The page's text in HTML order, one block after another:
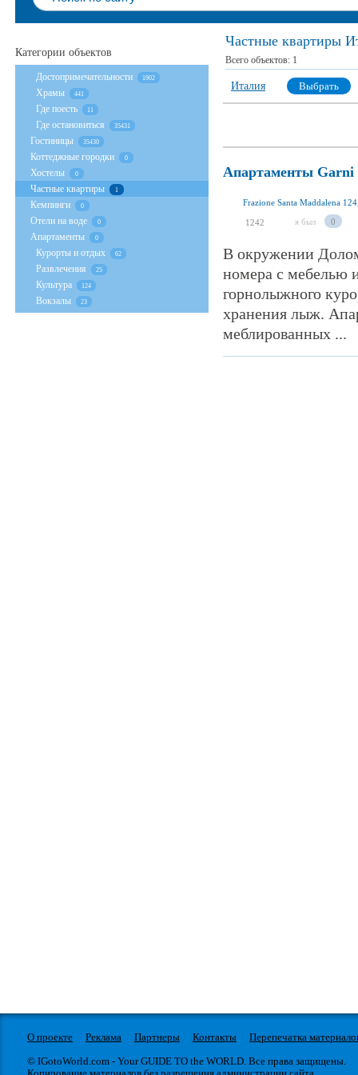
Частные квартиры
Всего объектов: 1
Италия Выбрать
Апартаменты Garni
Frazione Santa Maddalena
1242 я был 0
В окружении
номера с мебелью
горнолыжного
хранения лыж.
меблированных ...
Категории объектов
Достопримечательности 1902
Храмы 441
Где поесть 11
Где остановиться 35431
Гостиницы 35430
Коттеджные городки 0
Хостелы 0
Частные квартиры 1
Кемпинги 0
Отели на воде 0
Апартаменты 0
Курорты и отдых 62
Развлечения 25
Культура 124
Вокзалы 23
О проекте Реклама Партнеры Контакты
Перепечатка
© IGotoWorld.com - Your GUIDE TO the WORLD. Все права защищены.